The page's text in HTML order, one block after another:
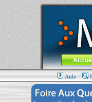
MacBook-fr.com : 100%
Aller au contenu-
Menu
Aide